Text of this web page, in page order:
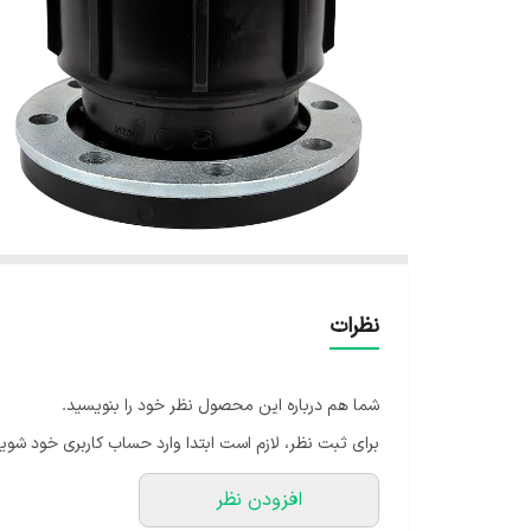
نظرات
شما هم درباره این محصول نظر خود را بنویسید.
برای ثبت نظر، لازم است ابتدا وارد حساب کاربری خود
افزودن نظر